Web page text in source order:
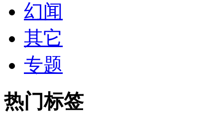
幻闻
其它
专题
热门标签